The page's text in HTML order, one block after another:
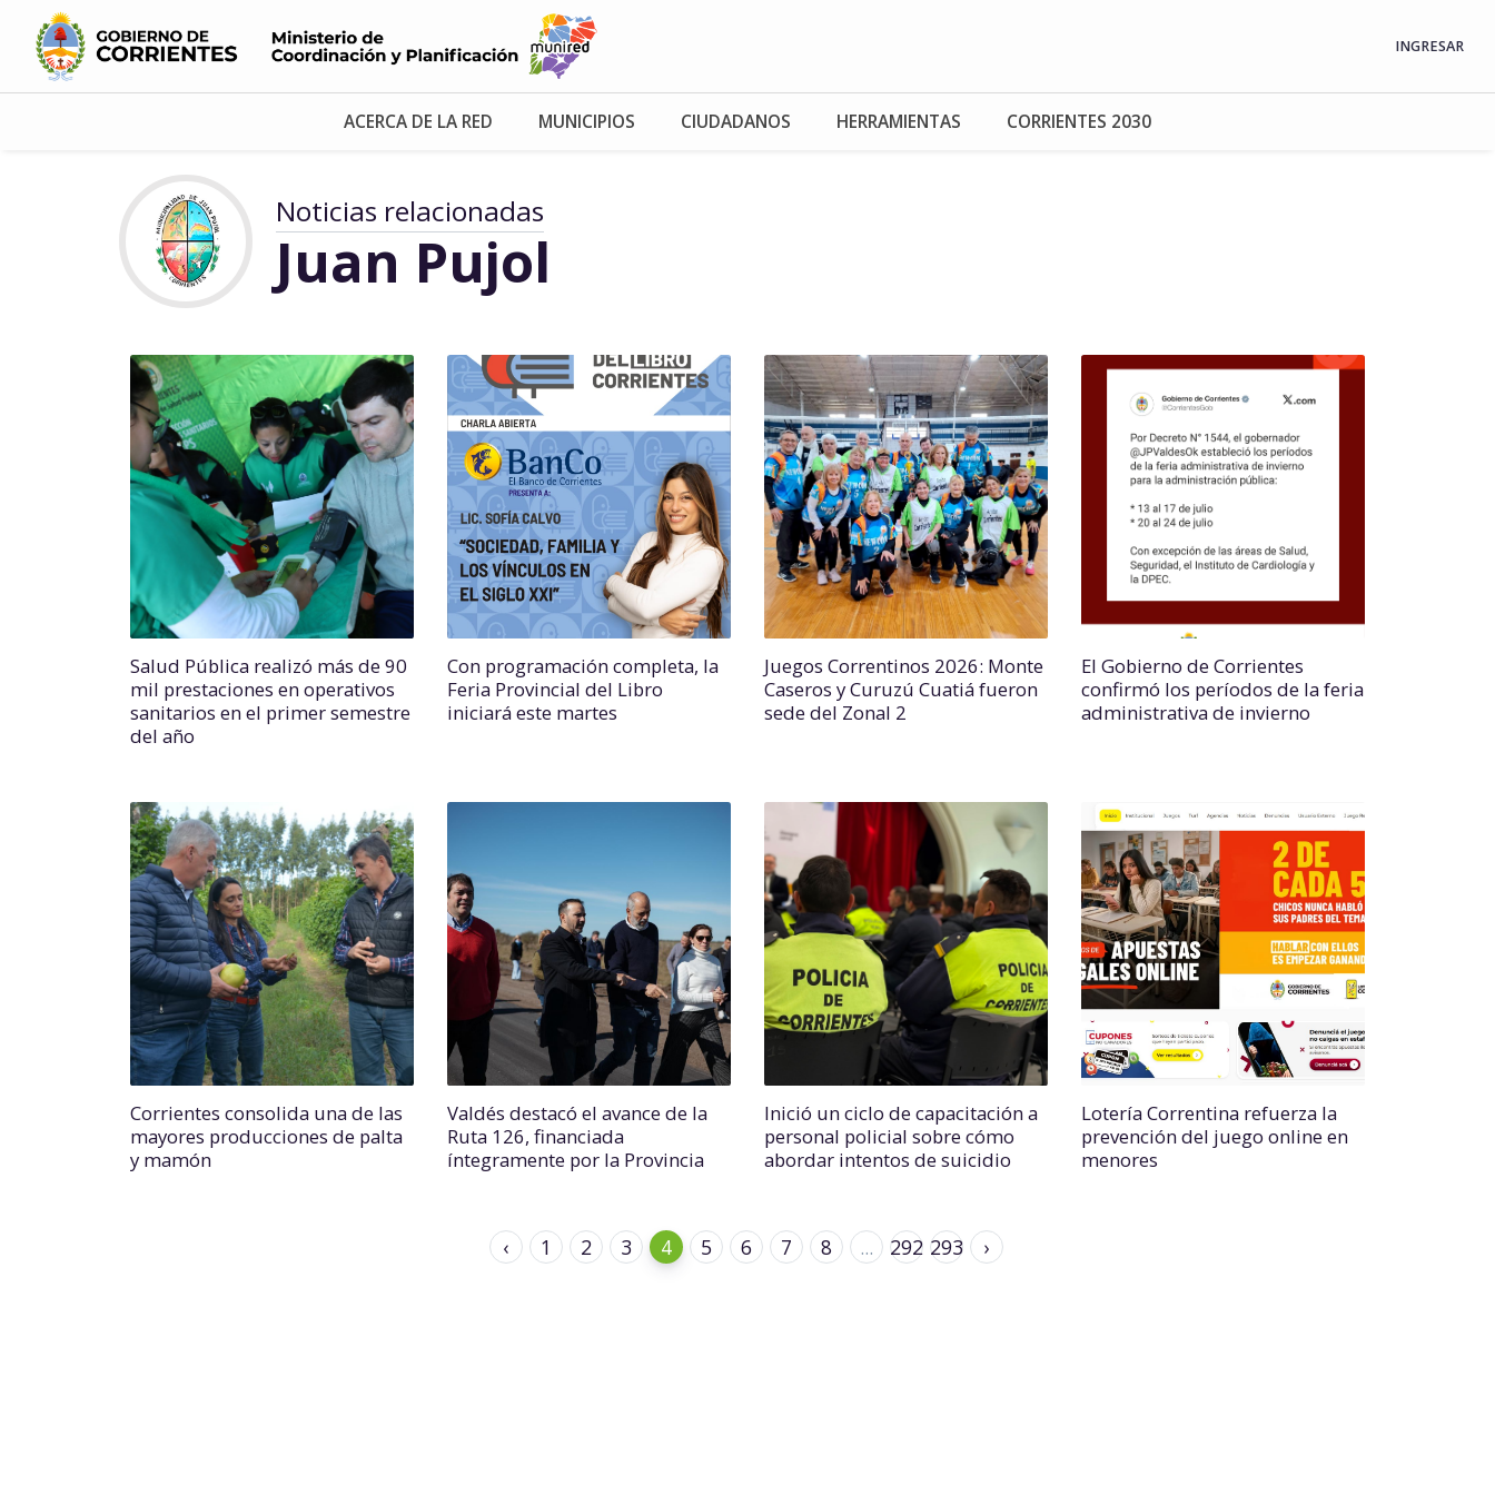
INGRESAR
ACERCA DE LA RED MUNICIPIOS CIUDADANOS HERRAMIENTAS CORRIENTES 2030
Noticias relacionadas
Juan Pujol
Salud Pública realizó más de 90
mil prestaciones en operativos
sanitarios en el primer semestre
del año
Con programación completa, la
Feria Provincial del Libro
iniciará este martes
Juegos Correntinos 2026: Monte
Caseros y Curuzú Cuatiá fueron
sede del Zonal 2
El Gobierno de Corrientes
confirmó los períodos de la feria
administrativa de invierno
Corrientes consolida una de las
mayores producciones de palta
y mamón
Valdés destacó el avance de la
Ruta 126, financiada
íntegramente por la Provincia
Inició un ciclo de capacitación a
personal policial sobre cómo
abordar intentos de suicidio
Lotería Correntina refuerza la
prevención del juego online en
menores
‹ 1 2 3 4 5 6 7 8 ... 292 293 ›